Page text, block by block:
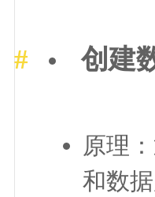
创建
原理
和数